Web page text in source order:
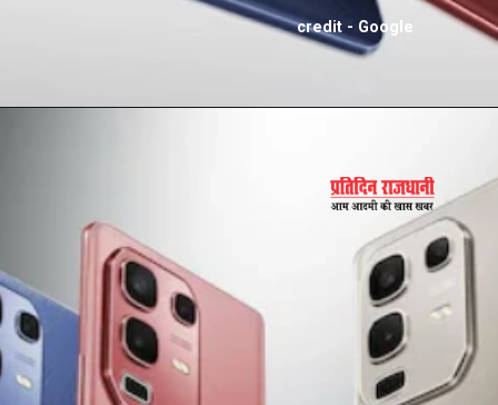
credit - Google